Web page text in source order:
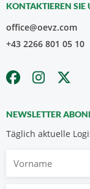
KONTAKTIEREN SIE
office@oevz.com
+43 2266 801 05 10
NEWSLETTER
Täglich aktuelle
Vorname